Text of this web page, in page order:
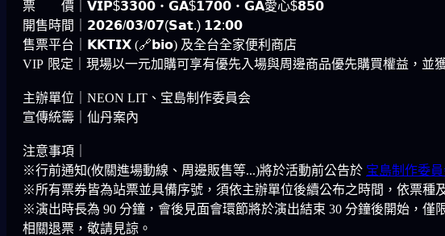
票 價｜𝗩𝗜𝗣$𝟯𝟯𝟬𝟬・𝗚𝗔$𝟭𝟳𝟬𝟬・𝗚𝗔愛心$𝟴𝟱𝟬
開售時間｜𝟮𝟬𝟮𝟲/𝟬𝟯/𝟬𝟳(𝗦𝗮𝘁.) 𝟭𝟮:𝟬𝟬
售票平台｜𝗞𝗞𝗧𝗜𝗫 (🔗𝗯𝗶𝗼) 及全台全家便利商店
VIP 限定｜現場以一元加購可享有優先入場與周邊商品優先購買權益，並
主辦單位｜NEON LIT、宝島制作委員会
宣傳統籌｜仙丹案內
注意事項｜
※行前通知(攸關進場動線、周邊販售等...)將於活動前公告於 宝島制作委
※所有票券皆為站票並具備序號，須依主辦單位後續公布之時間，依票種
※演出時長為 90 分鐘，會後見面會環節將於演出結束 30 分鐘後開始，
相關退票，敬請見諒。